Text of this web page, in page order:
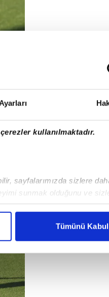
kullanılmaktadır.
sayfalarımızda sizlere
sunmak olduğunu ve
reklamların maliyetlerimizi
hedefli reklamlar
kişilere ait çerezler
toplumu hizmetlerinin
ve sizlere
Tümünü
22